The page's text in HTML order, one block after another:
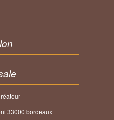
33000 bordeaux